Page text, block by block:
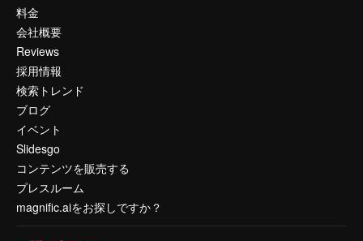
料金
会社概要
Reviews
採用情報
検索トレンド
ブログ
イベント
Slidesgo
コンテンツを販売する
プレスルーム
magnific.aiをお探しですか？